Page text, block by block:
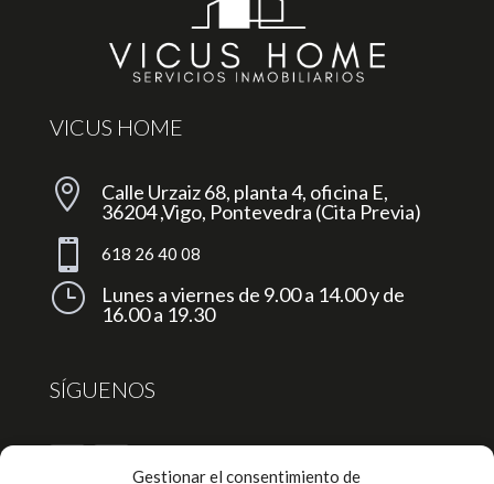
Gestionar el consentimiento de
VICUS HOME

Calle Urzaiz 68, planta 4, oficina E,
36204 ,Vigo, Pontevedra (Cita Previa)
 618 26 40 08
}
Lunes a viernes de 9.00 a 14.00 y de
16.00 a 19.30
SÍGUENOS